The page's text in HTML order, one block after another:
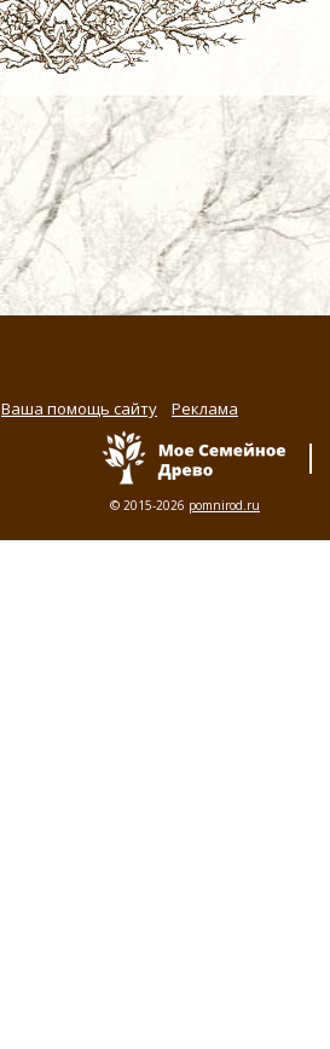
Ваша помощь сайту Реклама
© 2015-2026 pomnirod.ru